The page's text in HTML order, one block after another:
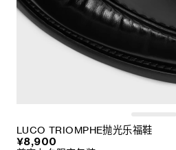
LUCO TRIOMPHE抛光乐福鞋
¥8,900